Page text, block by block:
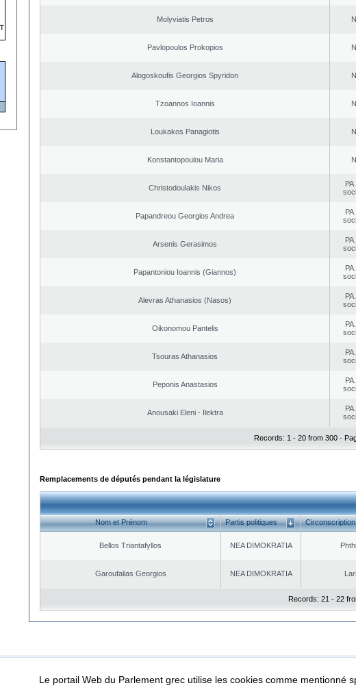
Molyviatis Petros
Pavlopoulos Prokopios
Alogoskoufis Georgios Spyridon
Tzoannos Ioannis
Loukakos Panagiotis
Konstantopoulou Maria
Christodoulakis Nikos
Papandreou Georgios Andrea
Arsenis Gerasimos
Papantoniou Ioannis (Giannos)
Alevras Athanasios (Nasos)
Oikonomou Pantelis
Tsouras Athanasios
Peponis Anastasios
Anousaki Eleni - Ilektra
Records: 1 - 20 from 300 -
Remplacements de députés pendant la législature
Nom et Prénom Partis politiques Circonscription
Bellos Triantafyllos NEA DΙMOKRATIA
Garoufalias Georgios NEA DΙMOKRATIA
Records: 21 - 22
Conditions d’utilisation Data Protection Security & Access
Le portail Web du Parlement grec utilise les cookies comme mentionné